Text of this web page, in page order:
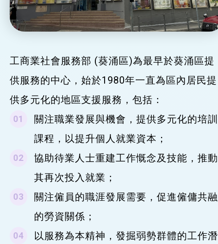
工商業社會服務部 (葵涌區)為最早於葵涌區提
供服務的中心，始於1980年一直為區內居民提
供多元化的地區支援服務，包括：
關注職業發展與機會，提供多元化的培訓
課程，以提升個人就業資本；
協助待業人士重建工作慨念及技能，推動
其再次投入就業；
關注僱員的職涯發展需要，促進僱傭共融
的勞資關係；
以服務為本精神，發掘弱勢群體的工作潛